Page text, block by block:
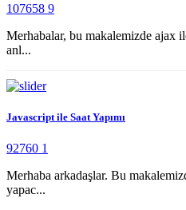
107658 9
Merhabalar, bu makalemizde ajax
anl...
Javascript ile Saat Yapımı
92760 1
Merhaba arkadaşlar. Bu
yapac...